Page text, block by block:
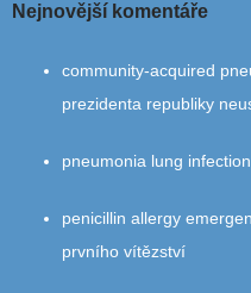
Nejnovější komentáře
community‑acquired
prezidenta republiky
pneumonia lung infection
penicillin allergy
prvního vítězství